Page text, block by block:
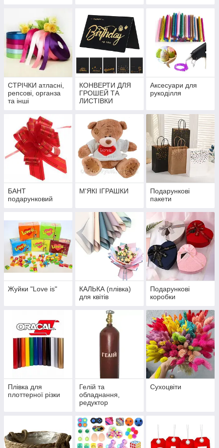
СТРІЧКИ атласні,
репсові, органза
та інші
КОНВЕРТИ ДЛЯ
ГРОШЕЙ ТА
ЛИСТІВКИ
Аксесуари для
рукоділля
БАНТ
подарунковий
М'ЯКІ ІГРАШКИ
Подарункові
пакети
Жуйки "Love is"
КАЛЬКА (плівка)
для квітів
Подарункові
коробки
Плівка для
плоттерної різки
Гелій та
обладнання,
редуктор
Сухоцвіти